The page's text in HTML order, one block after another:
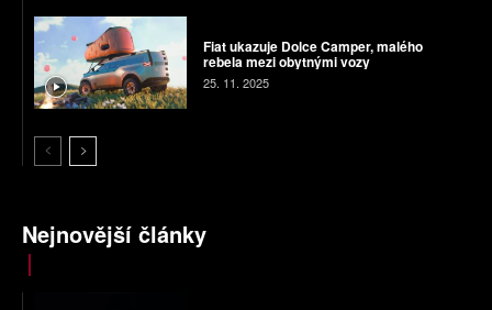
Fiat ukazuje Dolce Camper, malého
rebela mezi obytnými vozy
25. 11. 2025
Nejnovější články